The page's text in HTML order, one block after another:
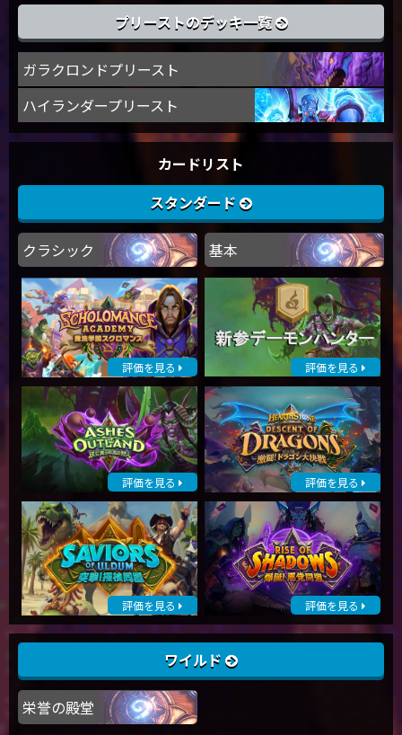
プリーストのデッキ一覧
ガラクロンドプリースト
ハイランダープリースト
カードリスト
スタンダード
クラシック 基本
評価を見る 評価を見る
評価を見る 評価を見る
評価を見る 評価を見る
ワイルド
栄誉の殿堂